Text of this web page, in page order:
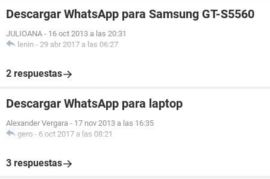
Descargar WhatsApp para Samsung GT-S5560
JULIOANA - 16 oct 2013 a las 20:31
lenin - 29 abr 2017 a las 06:27
2 respuestas
Descargar WhatsApp para laptop
Alexander Vergara - 17 nov 2013 a las 16:35
gero - 6 oct 2017 a las 08:21
3 respuestas